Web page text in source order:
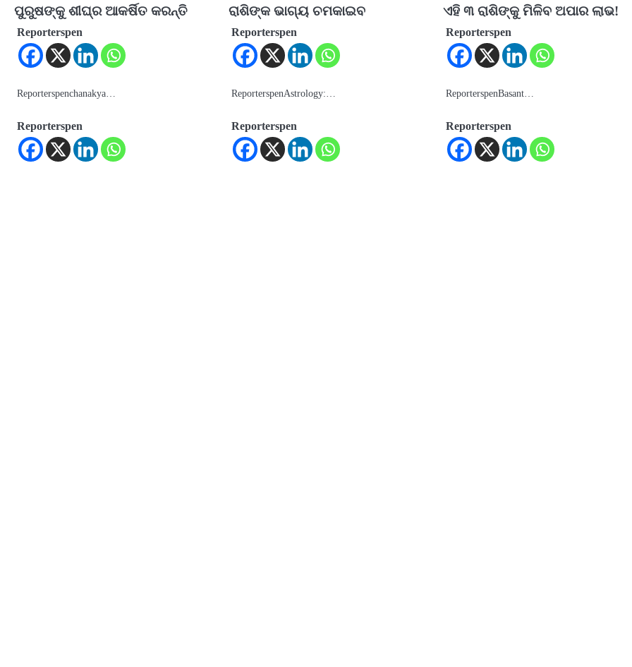
ପୁରୁଷଙ୍କୁ ଶୀଘ୍ର ଆକର୍ଷିତ କରନ୍ତି
Reporterspen
Reporterspenchanakya…
Reporterspen
ରାଶିଙ୍କ ଭାଗ୍ୟ ଚମକାଇବ
Reporterspen
ReporterspenAstrology:…
Reporterspen
ଏହି ୩ ରାଶିଙ୍କୁ ମିଳିବ ଅପାର ଲାଭ!
Reporterspen
ReporterspenBasant…
Reporterspen